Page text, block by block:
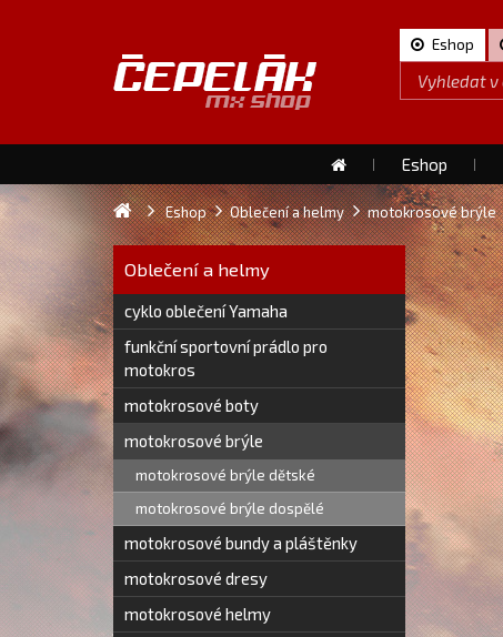
Eshop
Eshop
Eshop Oblečení a helmy motokrosové brýle
Oblečení a helmy
cyklo oblečení Yamaha
funkční sportovní prádlo pro
motokros
motokrosové boty
motokrosové brýle
motokrosové brýle dětské
motokrosové brýle dospělé
motokrosové bundy a pláštěnky
motokrosové dresy
motokrosové helmy